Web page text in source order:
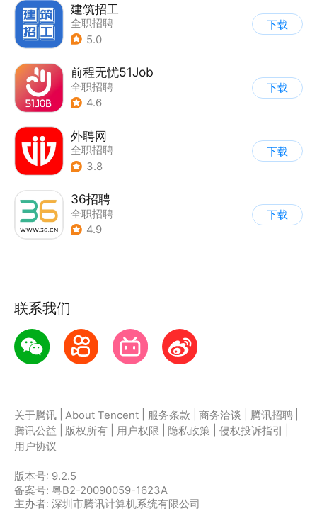
建筑招工
全职招聘
5.0
下载
前程无忧51Job
全职招聘
4.6
下载
外聘网
全职招聘
3.8
下载
36招聘
全职招聘
4.9
下载
联系我们
关于腾讯 About Tencent 服务条款 商务洽谈 腾讯招聘
腾讯公益
版权所有 用户权限 隐私政策 侵权投诉指引
用户协议
版本号: 9.2.5
备案号: 粤B2-20090059-1623A
主办者: 深圳市腾讯计算机系统有限公司